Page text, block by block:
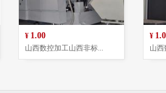
¥ 1.00
山西数控加工山西非标...
¥
山